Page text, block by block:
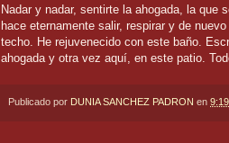
Nadar y nadar, sentirte la ahogada, la que
hace eternamente salir, respirar y de
techo. He rejuvenecido con este baño.
ahogada y otra vez aquí, en este patio.
Publicado por DUNIA SANCHEZ PADRON en